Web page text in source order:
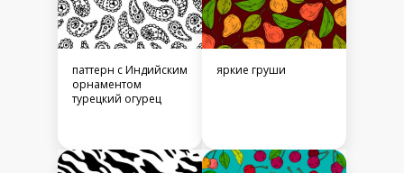
паттерн с Индийским
орнаментом
турецкий огурец
яркие груши